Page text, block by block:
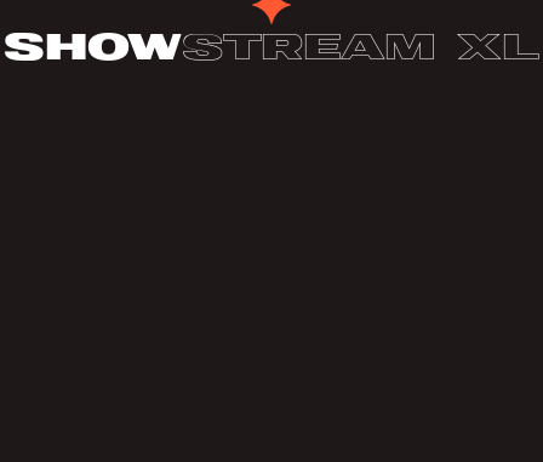
showstream XL